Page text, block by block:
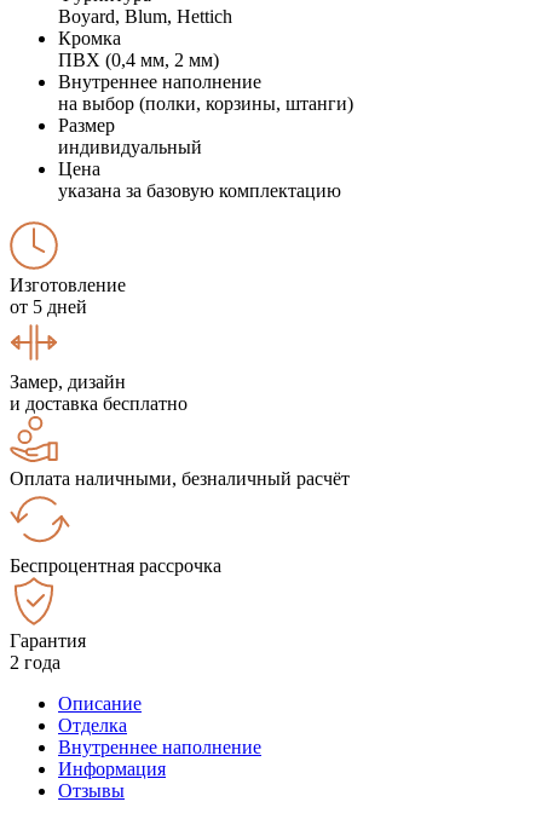
Boyard, Blum, Hettich
Кромка
ПВХ (0,4 мм, 2 мм)
Внутреннее наполнение
на выбор (полки, корзины, штанги)
Размер
индивидуальный
Цена
указана за базовую комплектацию
Изготовление
от 5 дней
Замер, дизайн
и доставка бесплатно
Оплата наличными, безналичный расчёт
Беспроцентная рассрочка
Гарантия
2 года
Описание
Отделка
Внутреннее наполнение
Информация
Отзывы